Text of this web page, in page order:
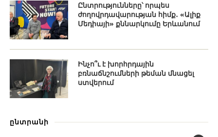
Ընտրությունները՝ որպես
ժողովրդավարության հիմք․ «Ալիք
Մեդիայի» քննարկումը Երևանում
Ինչո՞ւ է խորհրդային
բռնաճնշումների թեման մնացել
ստվերում
ընտրանի